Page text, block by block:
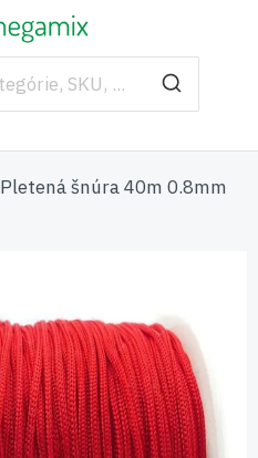
Pletená šnúra 40m 0.8mm